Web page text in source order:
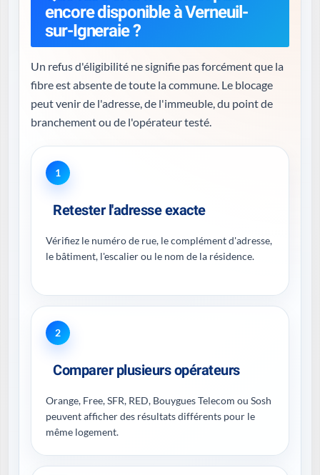
encore disponible à Verneuil-
sur-Igneraie ?
Un refus d'éligibilité ne signifie pas forcément que la
fibre est absente de toute la commune. Le blocage
peut venir de l'adresse, de l'immeuble, du point de
branchement ou de l'opérateur testé.
1
Retester l'adresse exacte
Vérifiez le numéro de rue, le complément d'adresse,
le bâtiment, l'escalier ou le nom de la résidence.
2
Comparer plusieurs opérateurs
Orange, Free, SFR, RED, Bouygues Telecom ou Sosh
peuvent afficher des résultats différents pour le
même logement.